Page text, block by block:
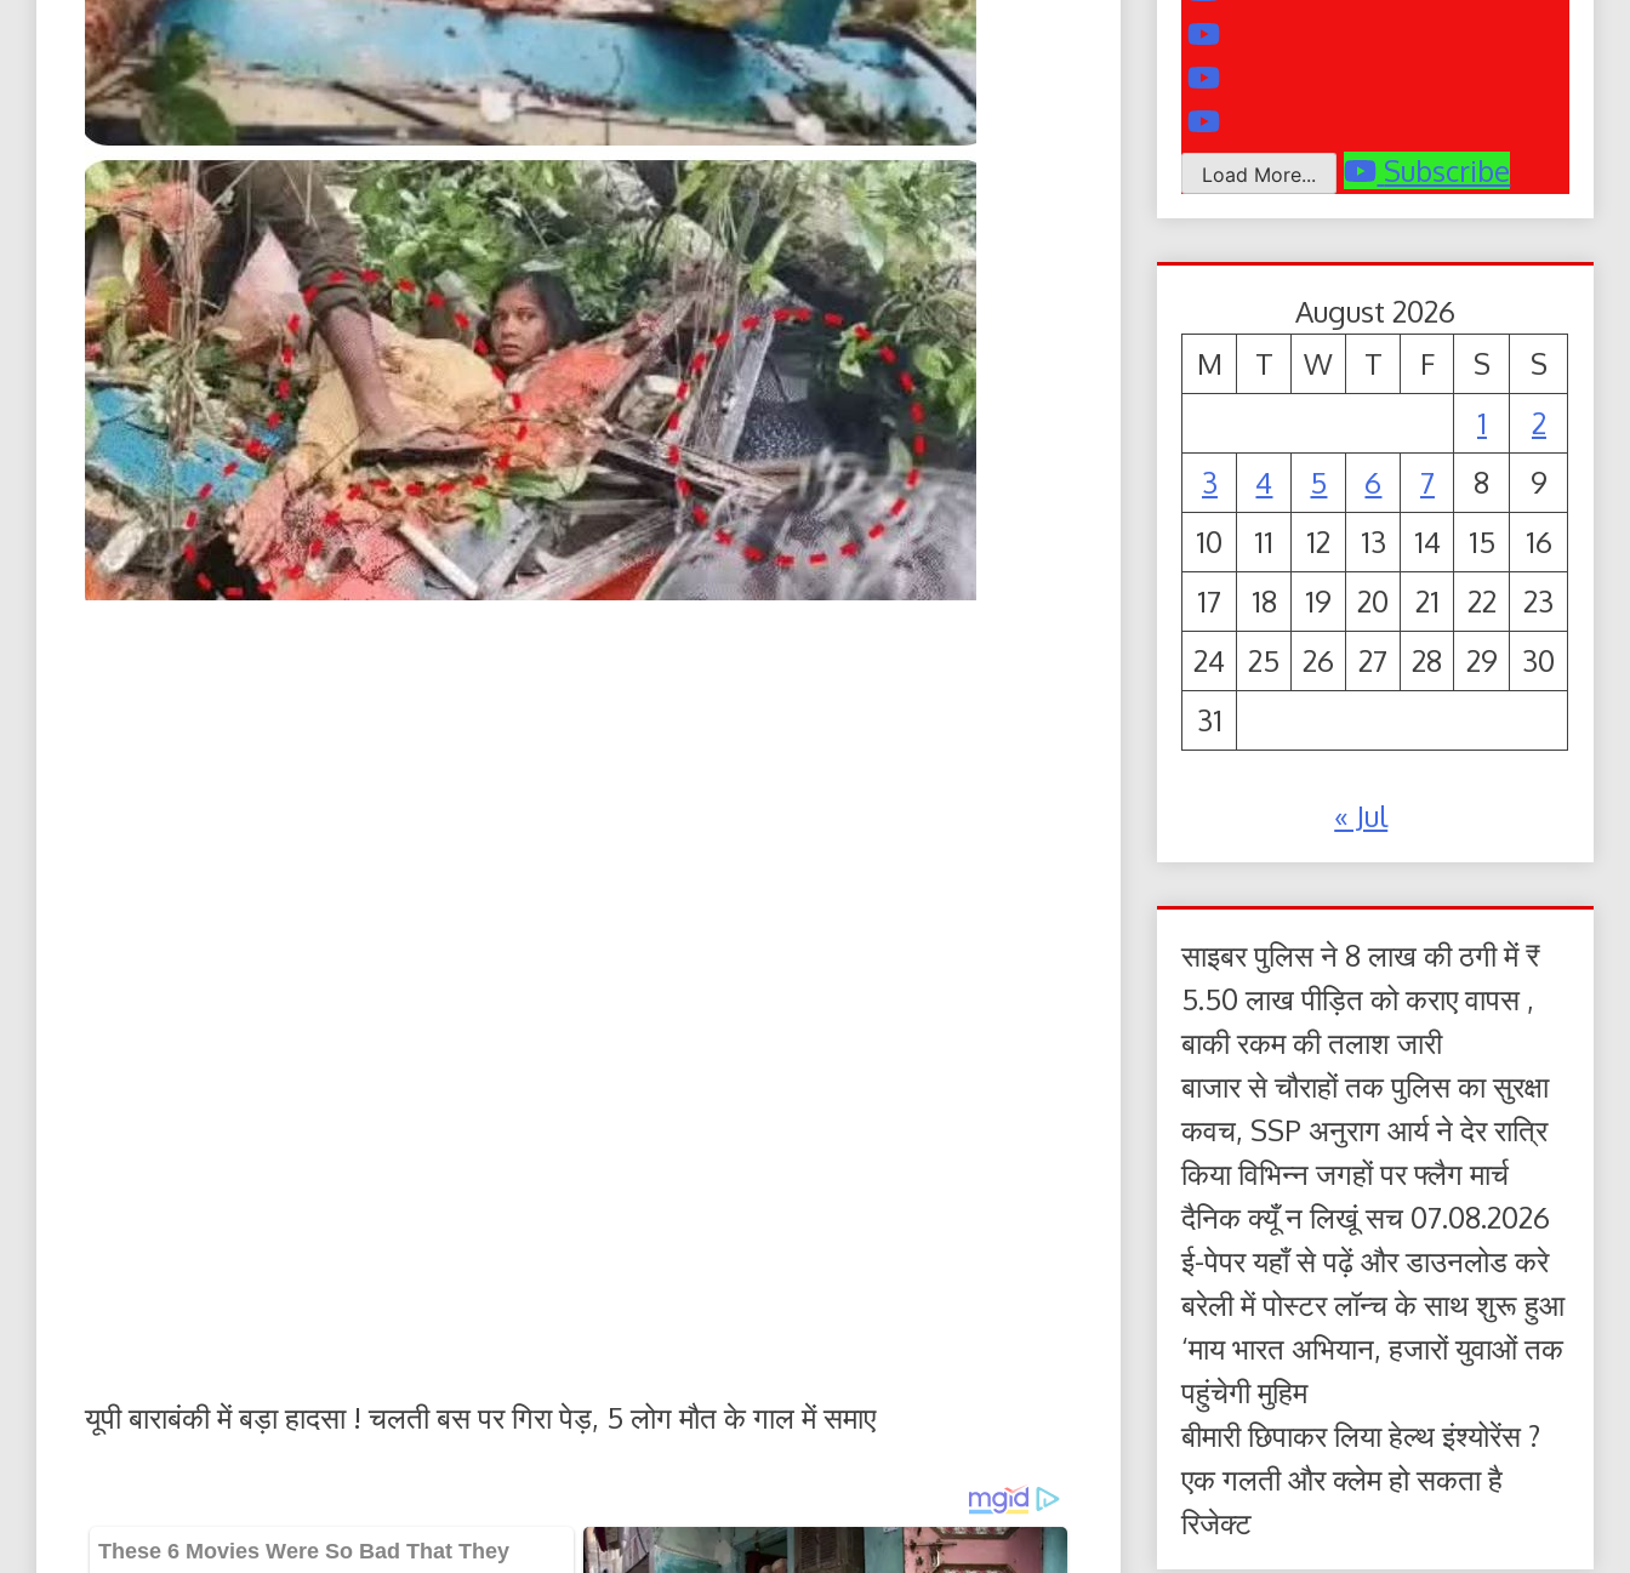
यूपी बाराबंकी में बड़ा हादसा ! चलती बस पर गिरा पेड़, 5 लोग मौत के गाल में समाए
Load More... Subscribe
August 2026
M
T W T F S
S
1
2
3
4 5 6 7 8
9
10
11 12 13 14 15
16
17
18 19 20 21 22
23
24
25 26 27 28 29
30
31
« Jul
साइबर पुलिस ने 8 लाख की ठगी में ₹
5.50 लाख पीड़ित को कराए वापस ,
बाकी रकम की तलाश जारी
बाजार से चौराहों तक पुलिस का सुरक्षा
कवच, SSP अनुराग आर्य ने देर रात्रि
किया विभिन्न जगहों पर फ्लैग मार्च
दैनिक क्यूँ न लिखूं सच 07.08.2026
ई-पेपर यहाँ से पढ़ें और डाउनलोड करे
बरेली में पोस्टर लॉन्च के साथ शुरू हुआ
‘माय भारत अभियान, हजारों युवाओं तक
पहुंचेगी मुहिम
बीमारी छिपाकर लिया हेल्थ इंश्योरेंस ?
एक गलती और क्लेम हो सकता है
रिजेक्ट